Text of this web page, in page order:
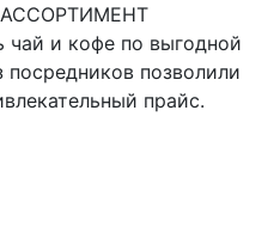
чай и кофе по выгодной
позволили
прайс.